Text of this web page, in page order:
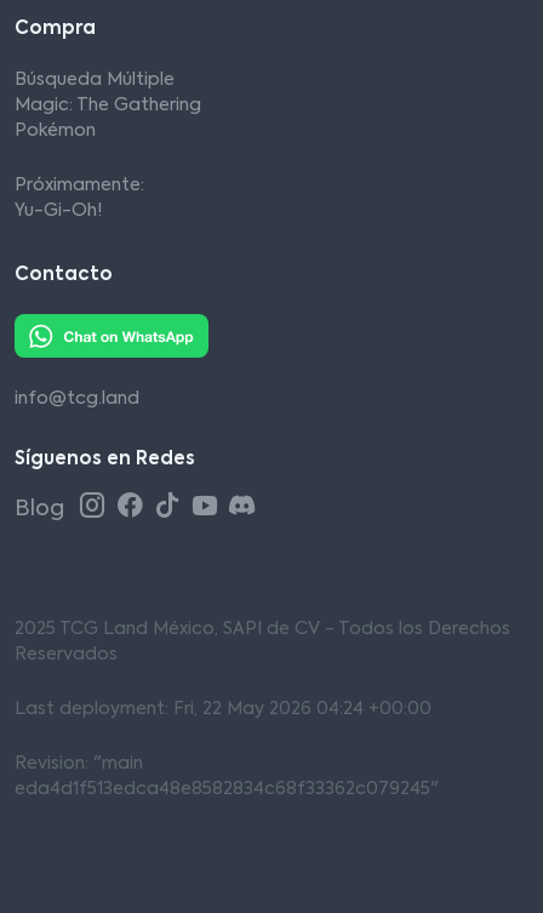
Compra
Búsqueda Múltiple
Magic: The Gathering
Pokémon
Próximamente:
Yu-Gi-Oh!
Contacto
info@tcg.land
Síguenos en Redes
Blog
2025 TCG Land México, SAPI de CV - Todos los Derechos
Reservados
Last deployment: Fri, 22 May 2026 04:24 +00:00
Revision: "main
eda4d1f513edca48e8582834c68f33362c079245"